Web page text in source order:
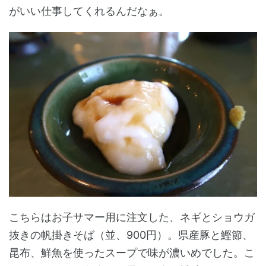
がいい仕事してくれるんだなぁ。
こちらはお子サマー用に注文した、ネギとショウガ
抜きの帆掛きそば（並、900円）。県産豚と鰹節、
昆布、鮮魚を使ったスープで味が濃いめでした。こ